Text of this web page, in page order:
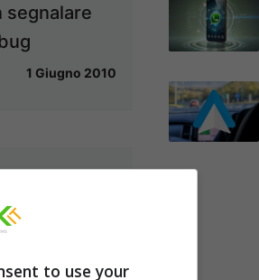
segnalare
1 Giugno 2010
Ecco le
GEEK IT
15 Aprile 2010
to use your